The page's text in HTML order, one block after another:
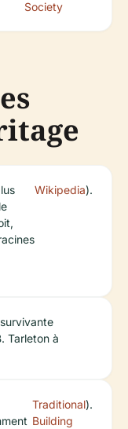
Society
Wikipedia).
Tarleton à
Traditional
Building
).